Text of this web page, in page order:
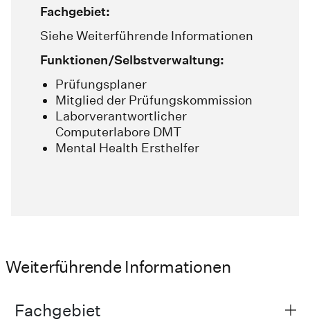
Fachgebiet:
Siehe Weiterführende Informationen
Funktionen/Selbstverwaltung:
Prüfungsplaner
Mitglied der Prüfungskommission
Laborverantwortlicher
Computerlabore DMT
Mental Health Ersthelfer
Weiterführende Informationen
Fachgebiet